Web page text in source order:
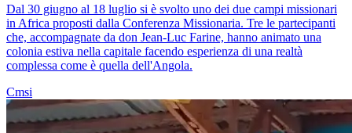
Dal 30 giugno al 18 luglio si è svolto uno dei due campi missionari
in Africa proposti dalla Conferenza Missionaria. Tre le partecipanti
che, accompagnate da don Jean-Luc Farine, hanno animato una
colonia estiva nella capitale facendo esperienza di una realtà
complessa come è quella dell'Angola.
Cmsi